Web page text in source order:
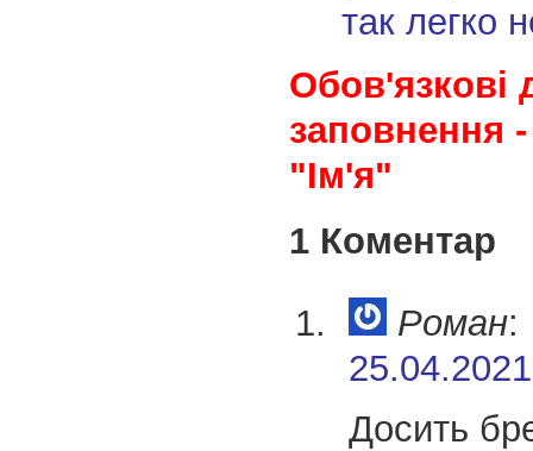
так легко
Обов'язкові
заповнення
"Ім'я"
1 Коментар
Роман:
Досить